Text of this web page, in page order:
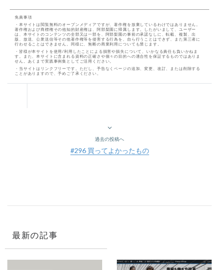
免責事項
・本サイトは閲覧無料のオープンメディアですが、著作権を放棄しているわけではありません。
著作権および商標権その他知的財産権は、阿部梨園に帰属します。したがいまして、ユーザー
は、本サイトのコンテンツの全部又は一部を、阿部梨園の事前の承諾なしに、転載、複製、出
版、放送、公衆送信等その他著作権等を侵害する行為を、自ら行うことはできず、また第三者に
行わせることはできません。同様に、無断の商業利用についても禁じます。
・皆様が本サイトを使用/利用したことによる損害や損失について、いかなる責任も負いかねま
す。また、本サイトに含まれる資料の正確さや個々の目的への適合性を保証するものではありま
せん。あくまで実践事例集としてご活用ください。
・当サイトはリンクフリーです。ただし、予告なくページの追加、変更、改訂、または削除する
ことがありますので、予めご了承ください。
過去の投稿へ
#296 買ってよかったもの
最新の記事